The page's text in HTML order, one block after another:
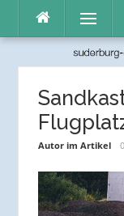
Inhalt
Menü
Autor im Artikel